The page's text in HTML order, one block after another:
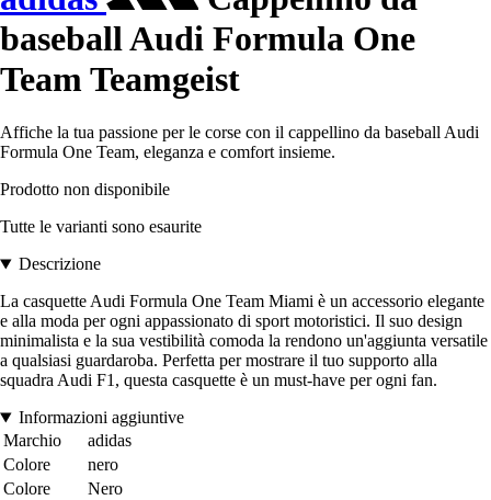
baseball Audi Formula One
Team Teamgeist
Affiche la tua passione per le corse con il cappellino da baseball Audi
Formula One Team, eleganza e comfort insieme.
Prodotto non disponibile
Tutte le varianti sono esaurite
Descrizione
La casquette Audi Formula One Team Miami è un accessorio elegante
e alla moda per ogni appassionato di sport motoristici. Il suo design
minimalista e la sua vestibilità comoda la rendono un'aggiunta versatile
a qualsiasi guardaroba. Perfetta per mostrare il tuo supporto alla
squadra Audi F1, questa casquette è un must-have per ogni fan.
Informazioni aggiuntive
Marchio
adidas
Colore
nero
Colore
Nero